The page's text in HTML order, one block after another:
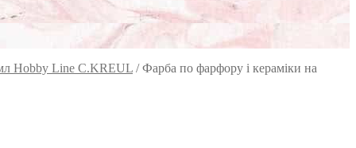
Hobby Line C.KREUL /Фарба по фарфору і кераміки на